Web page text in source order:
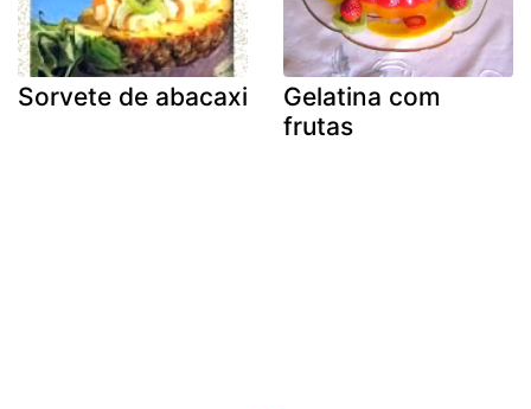
Sorvete de abacaxi
Gelatina com
frutas